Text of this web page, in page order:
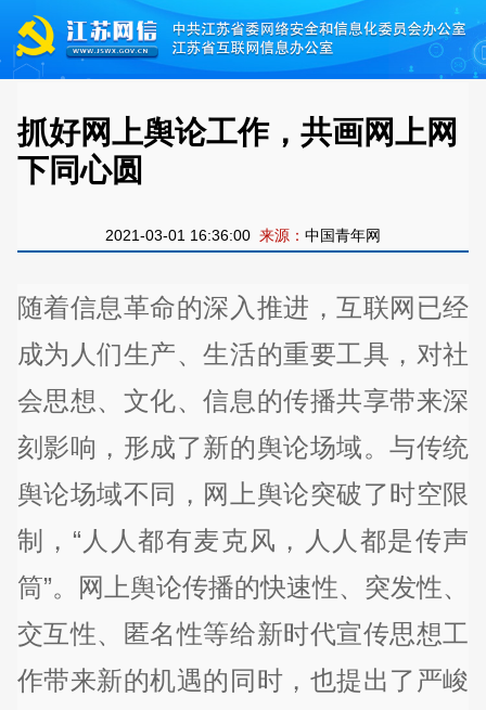
抓好网上舆论工作，共画网上网
下同心圆
2021-03-01 16:36:00 来源： 中国青年网
随着信息革命的深入推进，互联网已经
成为人们生产、生活的重要工具，对社
会思想、文化、信息的传播共享带来深
刻影响，形成了新的舆论场域。与传统
舆论场域不同，网上舆论突破了时空限
制，“人人都有麦克风，人人都是传声
筒”。网上舆论传播的快速性、突发性、
交互性、匿名性等给新时代宣传思想工
作带来新的机遇的同时，也提出了严峻